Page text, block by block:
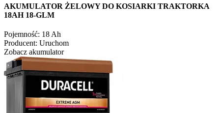
AKUMULATOR ŻELOWY DO KOSIARKI TRAKTORKA
18AH 18-GLM
Pojemność: 18 Ah
Producent: Uruchom
Zobacz akumulator